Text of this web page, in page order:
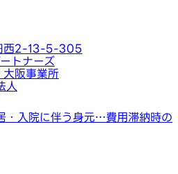
西2-13-5-305
トナーズ
阪事業所
人
・入院に伴う身元…費用滞納時の